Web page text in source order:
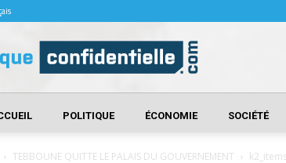
POLITIQUE ÉCONOMIE SOCIÉTÉ
TEBBOUNE QUITTE LE PALAIS DU GOUVERNEMENT